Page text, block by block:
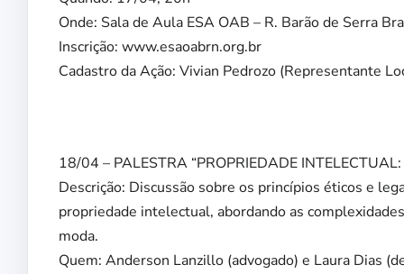
Onde: Sala de Aula ESA OAB – R. Barão de Serra
Inscrição: www.esaoabrn.org.br
Cadastro da Ação: Vivian Pedrozo (Representante
18/04 – PALESTRA “PROPRIEDADE
Descrição: Discussão sobre os princípios éticos e
propriedade intelectual, abordando as
moda.
Quem: Anderson Lanzillo (advogado) e Laura Dias